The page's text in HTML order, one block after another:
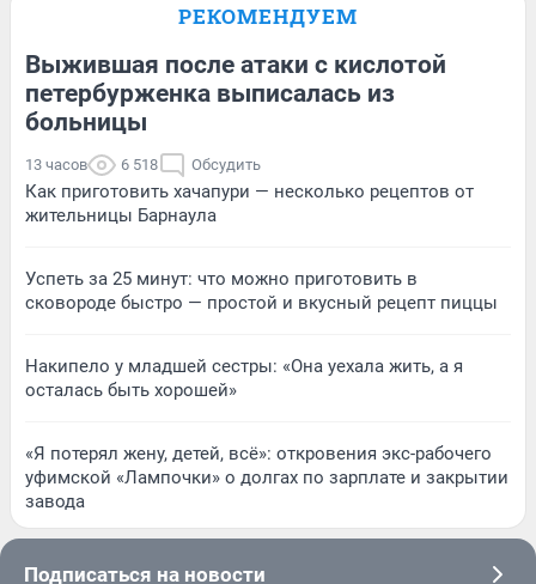
РЕКОМЕНДУЕМ
Выжившая после атаки с кислотой
петербурженка выписалась из
больницы
13 часов 6 518 Обсудить
Как приготовить хачапури — несколько рецептов от
жительницы Барнаула
Успеть за 25 минут: что можно приготовить в
сковороде быстро — простой и вкусный рецепт пиццы
Накипело у младшей сестры: «Она уехала жить, а я
осталась быть хорошей»
«Я потерял жену, детей, всё»: откровения экс-рабочего
уфимской «Лампочки» о долгах по зарплате и закрытии
завода
Подписаться на новости